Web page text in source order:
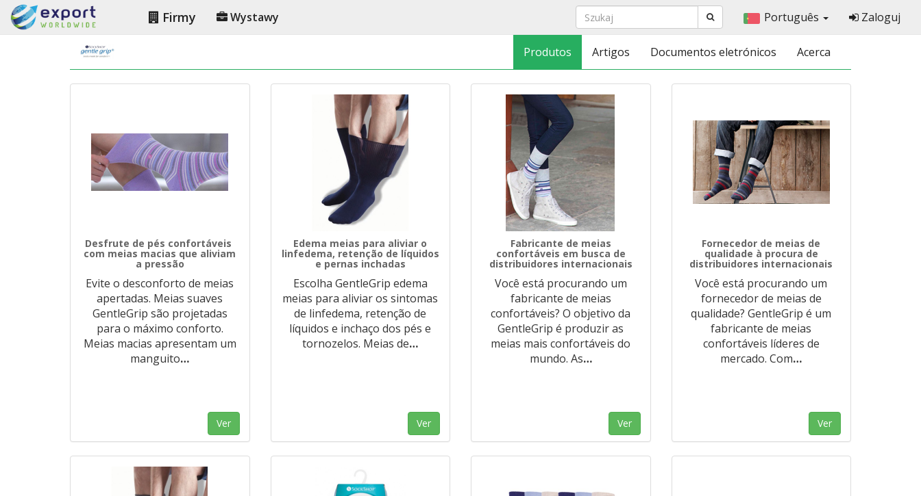
Firmy Wystawy Português Zaloguj
Produtos Artigos Documentos eletrónicos Acerca
Desfrute de pés confortáveis ​​
com meias macias que aliviam
a pressão
Evite o desconforto de meias
apertadas. Meias suaves
GentleGrip são projetadas
para o máximo conforto.
Meias macias apresentam um
manguito…
Ver
Edema meias para aliviar o
linfedema, retenção de líquidos
e pernas inchadas
Escolha GentleGrip edema
meias para aliviar os sintomas
de linfedema, retenção de
líquidos e inchaço dos pés e
tornozelos. Meias de…
Ver
Fabricante de meias
confortáveis em busca de
distribuidores internacionais
Você está procurando um
fabricante de meias
confortáveis? O objetivo da
GentleGrip é produzir as
meias mais confortáveis do
mundo. As…
Ver
Fornecedor de meias de
qualidade à procura de
distribuidores internacionais
Você está procurando um
fornecedor de meias de
qualidade? GentleGrip é um
fabricante de meias
confortáveis líderes de
mercado. Com…
Ver